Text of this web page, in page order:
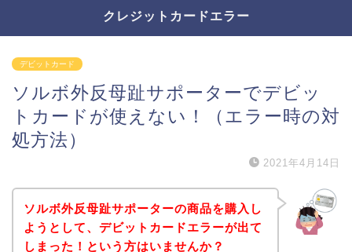
クレジットカードエラー
デビットカード
ソルボ外反母趾サポーターでデビッ
トカードが使えない！（エラー時の対
処方法）
2021年4月14日
ソルボ外反母趾サポーターの商品を購入し
ようとして、デビットカードエラーが出て
しまった！という方はいませんか？